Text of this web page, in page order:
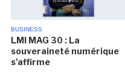
BUSINESS
LMI MAG 30 : La
souveraineté numérique
s'affirme